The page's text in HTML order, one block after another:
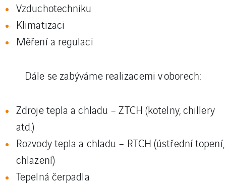
Vzduchotechniku
Klimatizaci
Měření a regulaci
Dále se zabýváme realizacemi v oborech:
Zdroje tepla a chladu – ZTCH (kotelny, chillery
atd.)
Rozvody tepla a chladu – RTCH (ústřední topení,
chlazení)
Tepelná čerpadla